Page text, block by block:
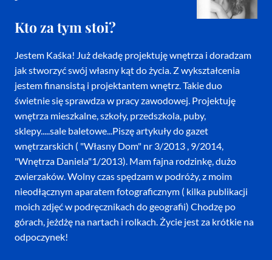
Kto za tym stoi?
Jestem Kaśka! Już dekadę projektuję wnętrza i doradzam
jak stworzyć swój własny kąt do życia. Z wykształcenia
jestem finansistą i projektantem wnętrz. Takie duo
świetnie się sprawdza w pracy zawodowej. Projektuję
wnętrza mieszkalne, szkoły, przedszkola, puby,
sklepy.....sale baletowe...Piszę artykuły do gazet
wnętrzarskich ( "Własny Dom" nr 3/2013 , 9/2014,
"Wnętrza Daniela"1/2013). Mam fajna rodzinkę, dużo
zwierzaków. Wolny czas spędzam w podróży, z moim
nieodłącznym aparatem fotograficznym ( kilka publikacji
moich zdjęć w podręcznikach do geografii) Chodzę po
górach, jeżdżę na nartach i rolkach. Życie jest za krótkie na
odpoczynek!